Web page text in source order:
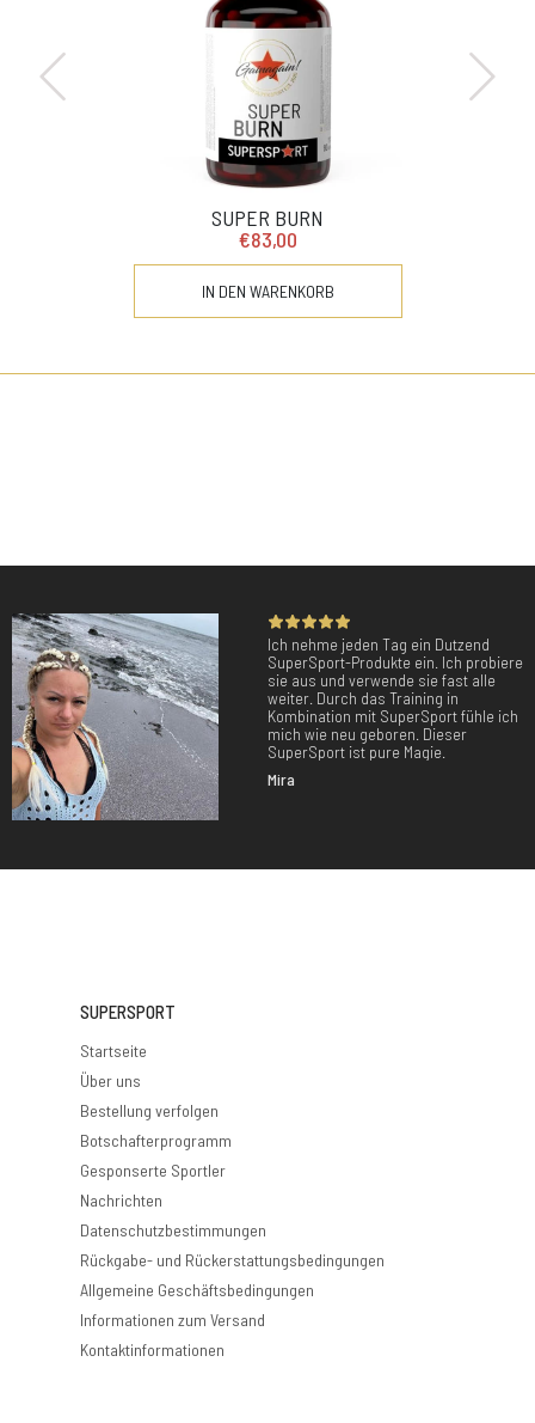
SUPER BURN
€83,00
IN DEN WARENKORB
Ich nehme jeden Tag ein Dutzend
SuperSport-Produkte ein. Ich probiere
sie aus und verwende sie fast alle
weiter. Durch das Training in
Kombination mit SuperSport fühle ich
mich wie neu geboren. Dieser
SuperSport ist pure Magie.
Mira
SUPERSPORT
Startseite
Über uns
Bestellung verfolgen
Botschafterprogramm
Gesponserte Sportler
Nachrichten
Datenschutzbestimmungen
Rückgabe- und Rückerstattungsbedingungen
Allgemeine Geschäftsbedingungen
Informationen zum Versand
Kontaktinformationen